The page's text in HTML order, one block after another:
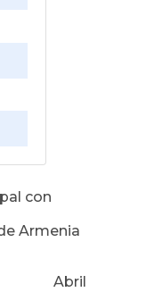
con
Armenia